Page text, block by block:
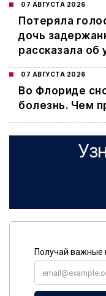
07 АВГУСТА 2026
Потеряла
дочь
рассказала об
07 АВГУСТА 2026
Во Флориде
болезнь. Чем